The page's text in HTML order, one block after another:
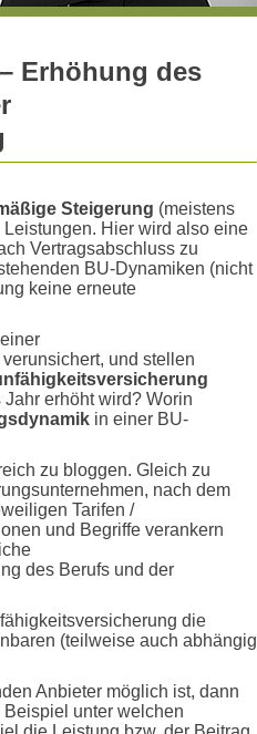
Erhöhung des
Steigerung (meistens
Hier wird also eine
Vertragsabschluss zu
BU-Dynamiken (nicht
keine erneute
und stellen
erhöht wird? Worin
in einer BU-
zu bloggen. Gleich zu
nach dem
Tarifen /
und Begriffe verankern
des Berufs und der
die
(teilweise auch abhängig
Anbieter möglich ist, dann
Beispiel unter welchen